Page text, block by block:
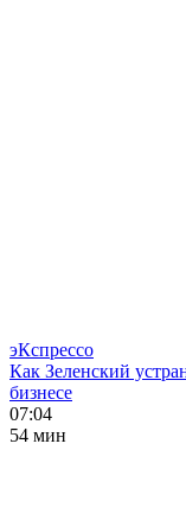
эКспрессо
Как Зеленский
бизнесе
07:04
54 мин